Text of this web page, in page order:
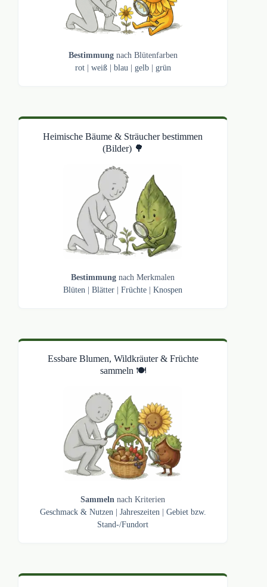
Bestimmung nach Blütenfarben
rot| weiß| blau gelb| grün
Heimische Bäume & Sträucher bestimmen
(Bilder) 🌳
Bestimmungnach Merkmalen
Blüten |Blätter |Früchte |Knospen
Essbare Blumen, Wildkräuter & Früchte
sammeln 🍽️
Sammelnnach Kriterien
Geschmack & Nutzen
Jahreszeiten
Gebiet bzw.
Stand-/Fundort